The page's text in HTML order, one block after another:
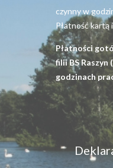
czynny w
Płatność kartą
Płatności
filii BS Raszyn
godzinach
Menu
dostępność